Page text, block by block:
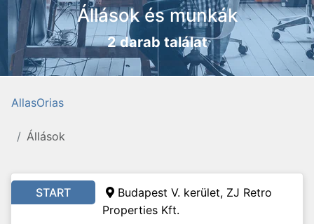
Állások és munkák
2 darab találat
AllasOrias
Állások
START
Budapest V. kerület, ZJ Retro
Properties Kft.